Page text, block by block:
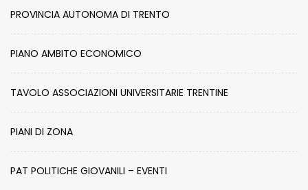
PROVINCIA AUTONOMA DI TRENTO
PIANO AMBITO ECONOMICO
TAVOLO ASSOCIAZIONI UNIVERSITARIE TRENTINE
PIANI DI ZONA
PAT POLITICHE GIOVANILI – EVENTI